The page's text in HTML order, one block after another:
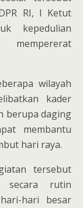
RI, I Ketut
kepedulian
mempererat
wilayah
kader
berupa daging
membantu
hari raya.
tersebut
secara rutin
hari besar